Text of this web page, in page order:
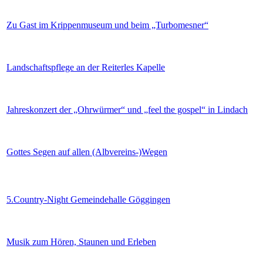
Zu Gast im Krippenmuseum und beim „Turbomesner“
Landschaftspflege an der Reiterles Kapelle
Jahreskonzert der „Ohrwürmer“ und „feel the gospel“ in Lindach
Gottes Segen auf allen (Albvereins-)Wegen
5.Country-Night Gemeindehalle Göggingen
Musik zum Hören, Staunen und Erleben